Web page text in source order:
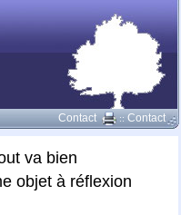
Contact :: Contact
va bien
objet à réflexion